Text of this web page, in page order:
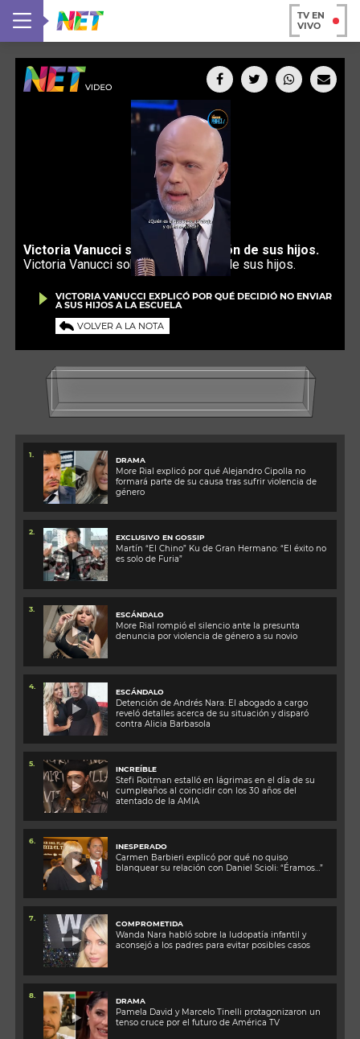
TV EN
VIVO
VICTORIA VANUCCI EXPLICÓ POR QUÉ DECIDIÓ NO ENVIAR
A SUS HIJOS A LA ESCUELA
VOLVER A LA NOTA
1.
DRAMA
More Rial explicó por qué Alejandro Cipolla no
formará parte de su causa tras sufrir violencia de
género
2.
EXCLUSIVO EN GOSSIP
Martín “El Chino” Ku de Gran Hermano: “El éxito no
es solo de Furia”
3.
ESCÁNDALO
More Rial rompió el silencio ante la presunta
denuncia por violencia de género a su novio
4.
ESCÁNDALO
Detención de Andrés Nara: El abogado a cargo
reveló detalles acerca de su situación y disparó
contra Alicia Barbasola
5.
INCREÍBLE
Stefi Roitman estalló en lágrimas en el día de su
cumpleaños al coincidir con los 30 años del
atentado de la AMIA
6.
INESPERADO
Carmen Barbieri explicó por qué no quiso
blanquear su relación con Daniel Scioli: “Éramos…”
7.
COMPROMETIDA
Wanda Nara habló sobre la ludopatía infantil y
aconsejó a los padres para evitar posibles casos
8.
DRAMA
Pamela David y Marcelo Tinelli protagonizaron un
tenso cruce por el futuro de América TV